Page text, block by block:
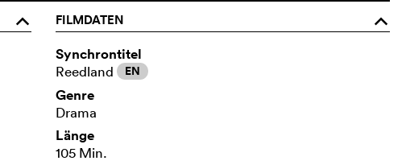
o FILMDATEN
o
Synchrontitel
Reedland EN
Genre
Drama
Länge
105 Min.